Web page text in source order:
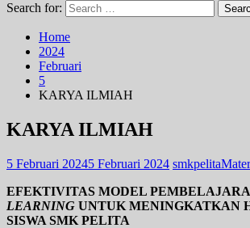
Search for:
Home
2024
Februari
5
KARYA ILMIAH
KARYA ILMIAH
5 Februari 20245 Februari 2024 smkpelita
EFEKTIVITAS MODEL
LEARNING UNTUK MENINGKATKAN
SISWA SMK PELITA